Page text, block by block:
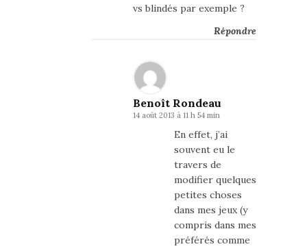
vs blindés par exemple ?
Répondre
Benoît Rondeau
14 août 2013 à 11 h 54 min
En effet, j’ai
souvent eu le
travers de
modifier quelques
petites choses
dans mes jeux (y
compris dans mes
préférés comme